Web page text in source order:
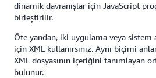
dinamik davranışlar için JavaScript
birleştirilir.
Öte yandan, iki uygulama veya sistem
için XML kullanırsınız. Aynı biçimi
XML dosyasının içeriğini tanımlayan
bulunur.